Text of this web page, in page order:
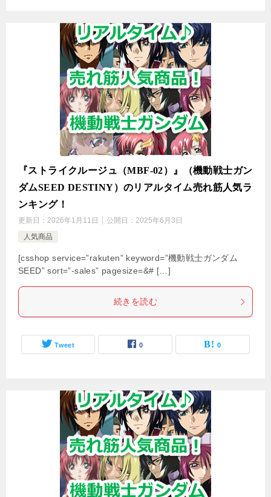
『ストライクルージュ（MBF-02）』（機動戦士ガン
ダムSEED DESTINY）のリアルタイム売れ筋人気ラ
ンキング！
更新日： 2026年1月11日 公開日： 2025年6月3日
人気商品
[csshop service=”rakuten” keyword=”機動戦士ガンダム
SEED” sort=”-sales” pagesize=&# […]
続きを読む
Tweet 0 0